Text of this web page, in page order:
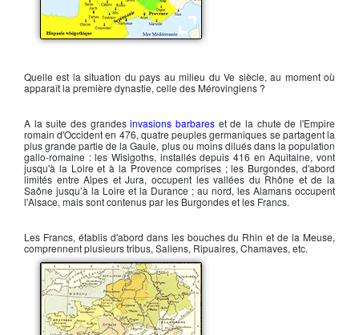
Quelle est la situation du pays au milieu du Ve siècle, au moment où
apparaît la première dynastie, celle des Mérovingiens ?
A la suite des grandesinvasions barbares et de la chute de l'Empire
romain d'Occident en 476, quatre peuples germaniques se partagent la
plus grande partie de laGaule, plus ou moins dilués dans la population
gallo-romaine : les Wisigoths, installés depuis 416 en Aquitaine, vont
jusqu'à la Loire et à la Provence comprises ; les Burgondes, d'abord
limités entre Alpes et Jura, occupent les vallées du Rhône et de la
Saône jusqu’à la Loire et la Durance ; au nord, les Alamans occupent
l'Alsace, mais sont contenus par les Burgondes et les Francs.
Les Francs, établis d'abord dans les bouches du Rhin et de la Meuse,
comprennent plusieurs tribus, Saliens, Ripuaires, Chamaves, etc.